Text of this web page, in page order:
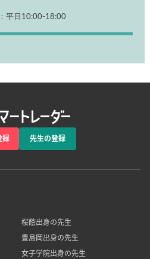
平日10:00-18:00
録 先生の登録
桜蔭出身の先生
豊島岡出身の先生
女子学院出身の先生